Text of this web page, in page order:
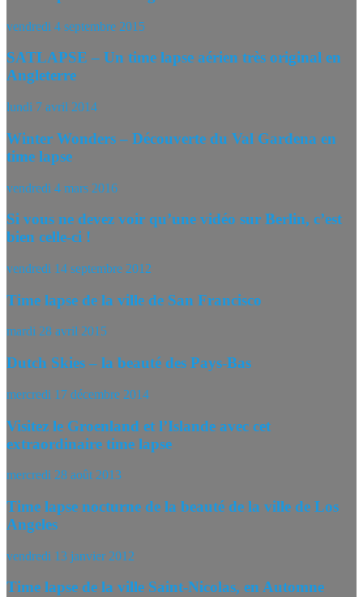
vendredi 4 septembre 2015
SATLAPSE – Un time lapse aérien très original en
Angleterre
lundi 7 avril 2014
Winter Wonders – Découverte du Val Gardena en
time lapse
vendredi 4 mars 2016
Si vous ne devez voir qu’une vidéo sur Berlin, c’est
bien celle-ci !
vendredi 14 septembre 2012
Time lapse de la ville de San Francisco
mardi 28 avril 2015
Dutch Skies – la beauté des Pays-Bas
mercredi 17 décembre 2014
Visitez le Groenland et l’Islande avec cet
extraordinaire time lapse
mercredi 28 août 2013
Time lapse nocturne de la beauté de la ville de Los
Angeles
vendredi 13 janvier 2012
Time lapse de la ville Saint-Nicolas, en Automne